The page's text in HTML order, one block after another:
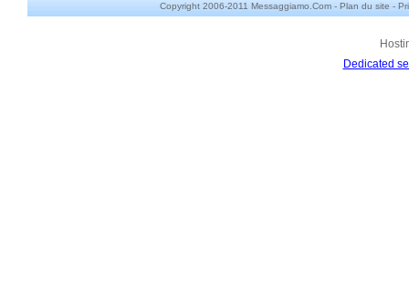
Copyright 2006-2011 Messaggiamo.Com - Plan du site -
Dedicated